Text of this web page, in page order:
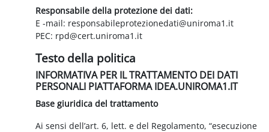
Responsabile della protezione dei dati:
E -mail: responsabileprotezionedati@uniroma1.it
PEC: rpd@cert.uniroma1.it
Testo della politica
INFORMATIVA PER IL TRATTAMENTO DEI DATI
PERSONALI PIATTAFORMA IDEA.UNIROMA1.IT
Base giuridica del trattamento
Ai sensi dell’art. 6, lett. e del Regolamento, “esecuzione